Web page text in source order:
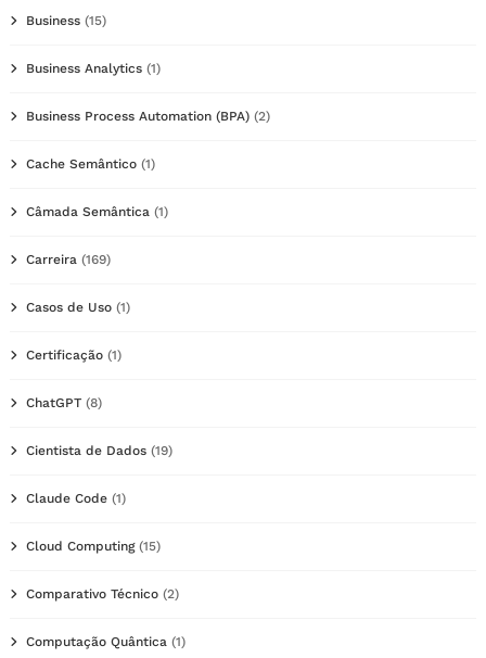
Business (15)
Business Analytics (1)
Business Process Automation (BPA) (2)
Cache Semântico (1)
Câmada Semântica (1)
Carreira (169)
Casos de Uso (1)
Certificação (1)
ChatGPT (8)
Cientista de Dados (19)
Claude Code (1)
Cloud Computing(15)
Comparativo Técnico (2)
Computação Quântica (1)